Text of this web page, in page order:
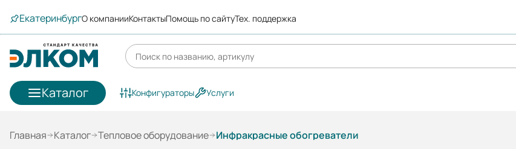
ЕкатеринбургО компанииКонтактыПомощь по сайтуТех. поддержка
Каталог Конфигураторы Услуги
Главная Каталог Тепловое оборудование Инфракрасные обогреватели